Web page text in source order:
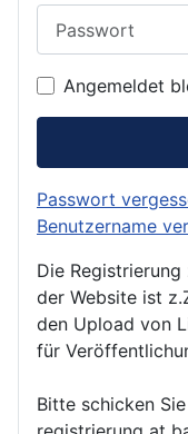
Angemeldet
Passwort
Benutzername
Die
der Website ist
den Upload von
für
Bitte schicken